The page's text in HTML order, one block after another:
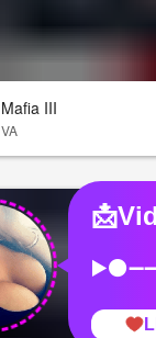
Mafia III
VA